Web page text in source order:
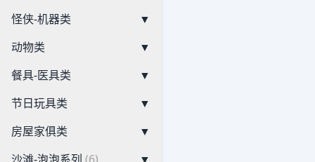
怪侠-机器类
▼
动物类
▼
餐具-医具类
▼
节日玩具类
▼
房屋家俱类
▼